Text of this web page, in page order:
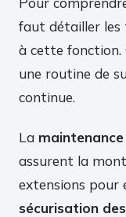
faut détailler les
à cette fonction.
une routine de
continue.
La
assurent la
extensions pour
sécurisation